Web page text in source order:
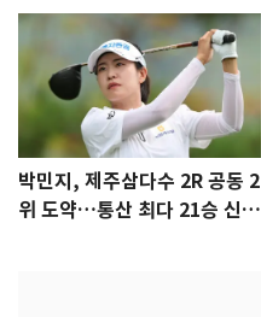
박민지, 제주삼다수 2R 공동 2
위 도약…통산 최다 21승 신기